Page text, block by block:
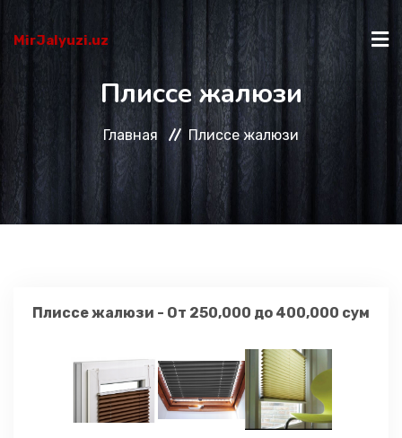
MirJalyuzi.uz
О НАС
Плиссе жалюзи
Главная Плиссе жалюзи
Плиссе жалюзи - От 250,000 до 400,000 сум